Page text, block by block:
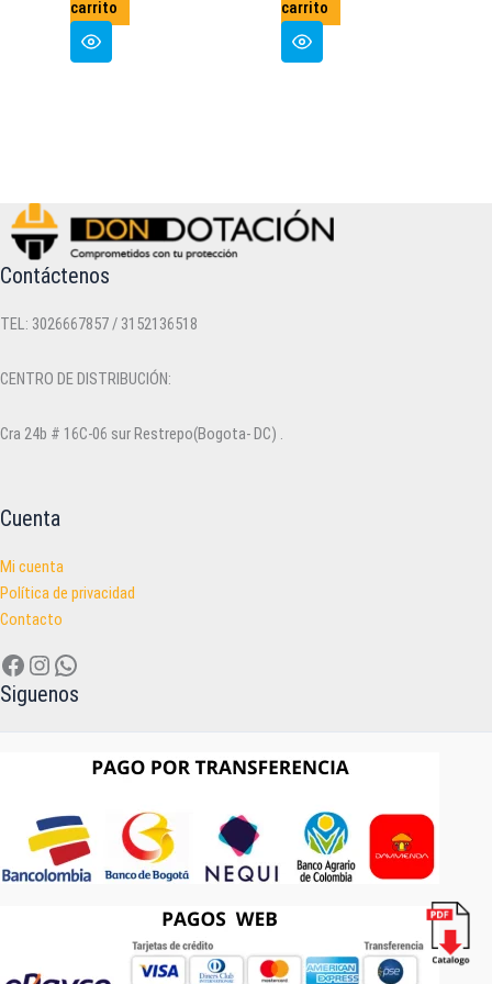
carrito
carrito
Contáctenos
TEL: 3026667857 / 3152136518
CENTRO DE DISTRIBUCIÓN:
Cra 24b # 16C-06 sur Restrepo(Bogota- DC) .
Cuenta
Mi cuenta
Política de privacidad
Contacto
Facebook
Instagram
WhatsApp
Siguenos